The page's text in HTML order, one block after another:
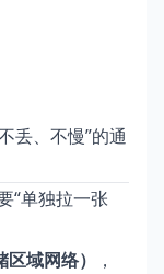
丢、不慢”的通
“单独拉一张
域网络）
，